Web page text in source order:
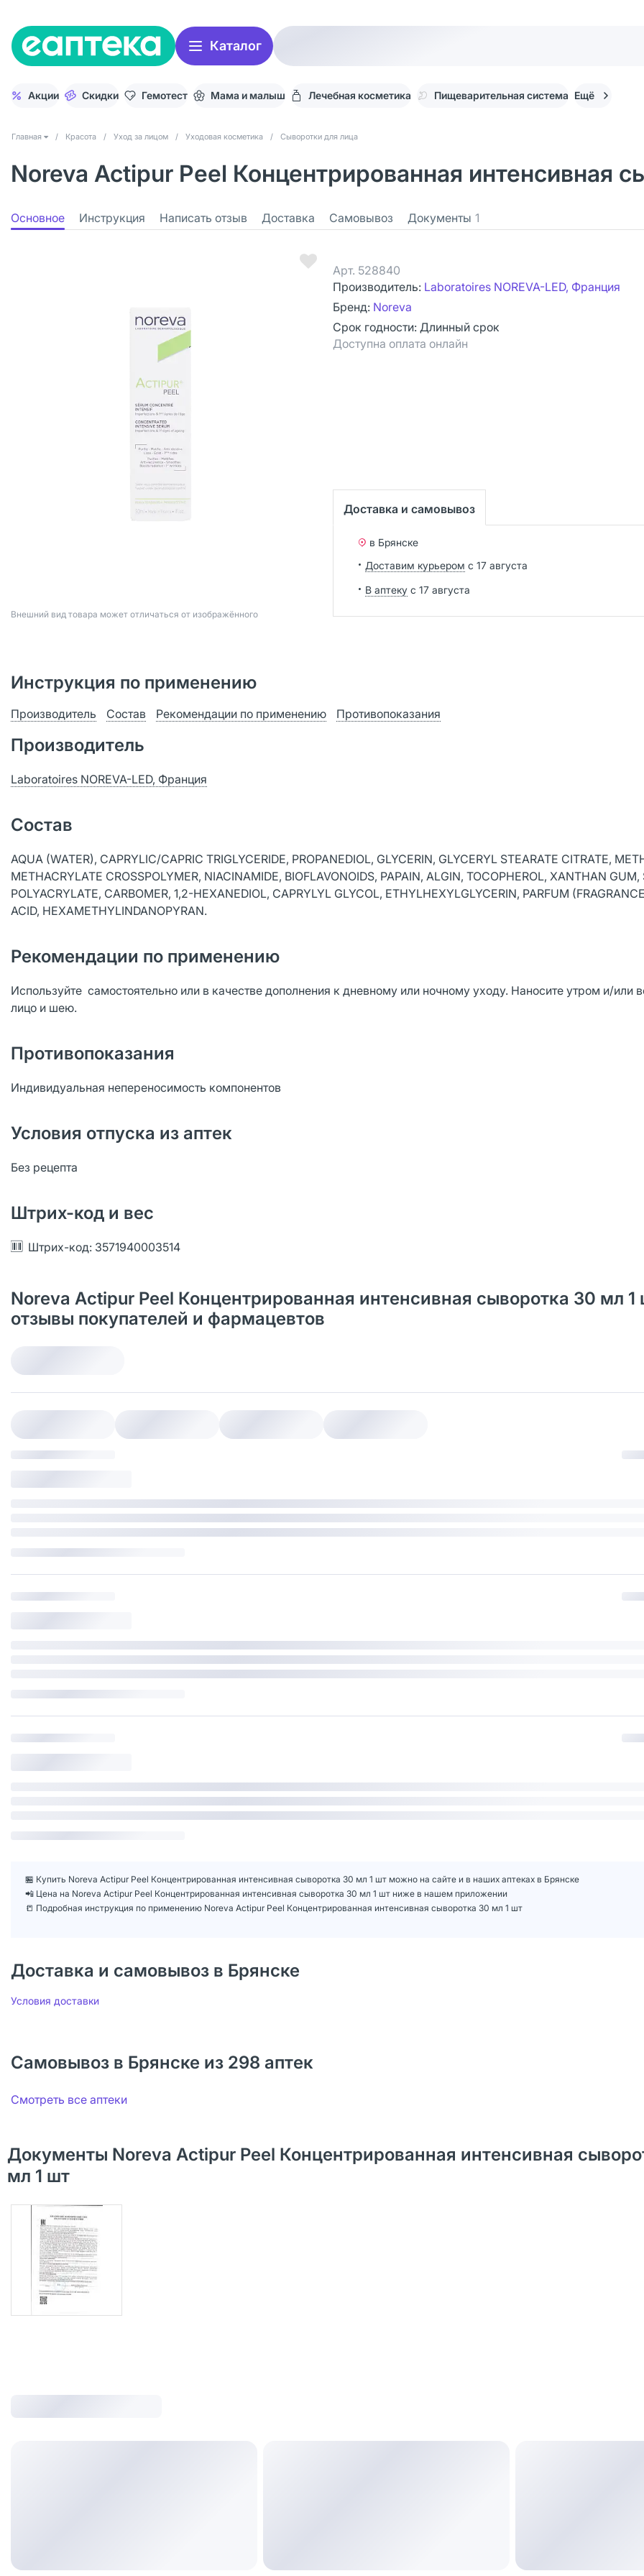
Каталог
Акции Скидки Гемотест Мама и малыш Лечебная косметика Пищеварительная система Ещё
Главная / Красота / Уход за лицом / Уходовая косметика / Сыворотки для лица
Noreva Actipur Peel Концентрированная интенсивная
Основное Инструкция Написать отзыв Доставка Самовывоз Документы 1
Bнешний вид товара может отличаться от изображённого
Арт. 528840
Производитель: Laboratoires NOREVA-LED, Франция
Бренд: Noreva
Срок годности: Длинный срок
Доступна оплата онлайн
Доставка и самовывоз
в Брянске
Доставим курьером с 17 августа
В аптеку с 17 августа
Инструкция по применению
Производитель Состав Рекомендации по применению Противопоказания
Производитель
Laboratoires NOREVA-LED, Франция
Состав
AQUA (WATER), CAPRYLIC/CAPRIC TRIGLYCERIDE, PROPANEDIOL, GLYCERIN, GLYCERYL STEARATE CITRATE,
METHACRYLATE CROSSPOLYMER, NIACINAMIDE, BIOFLAVONOIDS, PAPAIN, ALGIN, TOCOPHEROL, XANTHAN GUM,
POLYACRYLATE, CARBOMER, 1,2-HEXANEDIOL, CAPRYLYL GLYCOL, ETHYLHEXYLGLYCERIN, PARFUM
ACID, HEXAMETHYLINDANOPYRAN.
Рекомендации по применению
Используйте самостоятельно или в качестве дополнения к дневному или ночному уходу. Наносите утром и/или
лицо и шею.
Противопоказания
Индивидуальная непереносимость компонентов
Условия отпуска из аптек
Без рецепта
Штрих-код и вес
Штрих-код: 3571940003514
Noreva Actipur Peel Концентрированная интенсивная сыворотка 30 мл 1
отзывы покупателей и фармацевтов
🏪 Купить Noreva Actipur Peel Концентрированная интенсивная сыворотка 30 мл 1 шт можно на сайте и в наших аптеках в Брянске
📲 Цена на Noreva Actipur Peel Концентрированная интенсивная сыворотка 30 мл 1 шт ниже в нашем приложении
📒 Подробная инструкция по применению Noreva Actipur Peel Концентрированная интенсивная сыворотка 30 мл 1 шт
Доставка и самовывоз в Брянске
Условия доставки
Самовывоз в Брянске из 298 аптек
Смотреть все аптеки
Документы Noreva Actipur Peel Концентрированная интенсивная
мл 1 шт